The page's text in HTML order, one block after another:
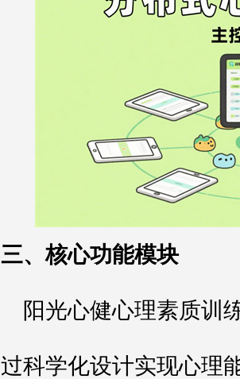
三、核心功能模块
阳光心健心理素质训
过科学化设计实现心理